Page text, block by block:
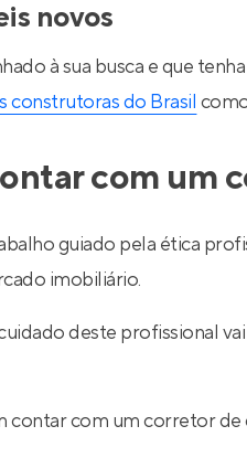
novos
à sua busca e que
construtoras do Brasil
com um
guiado pela ética
imobiliário.
deste profissional
contar com um corretor de